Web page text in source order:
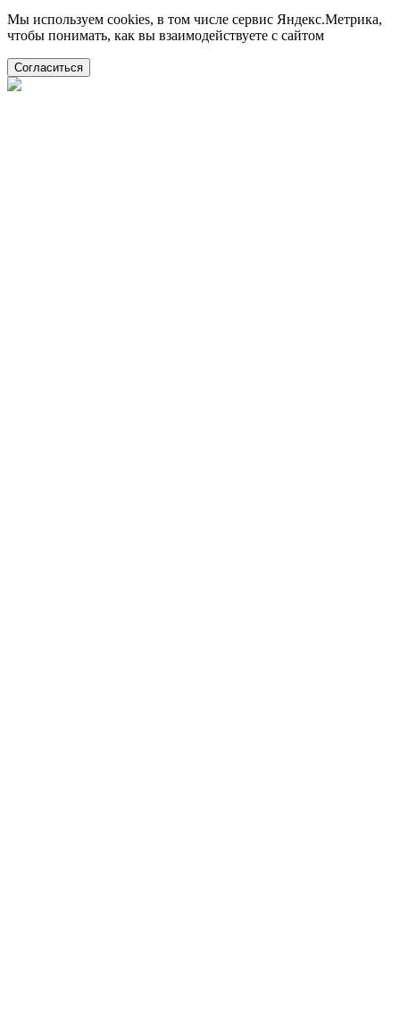
Мы используем cookies, в том числе сервис Яндекс.Метрика,
чтобы понимать, как вы взаимодействуете с сайтом
Согласиться